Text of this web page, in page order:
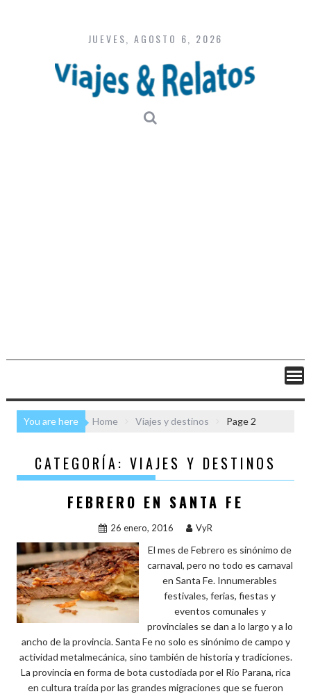
content
JUEVES, AGOSTO 6, 2026
You are here Home Viajes y destinos Page 2
CATEGORÍA: VIAJES Y DESTINOS
FEBRERO EN SANTA FE
26 enero, 2016 VyR
El mes de Febrero es sinónimo de
carnaval, pero no todo es carnaval
en Santa Fe. Innumerables
festivales, ferias, fiestas y
eventos comunales y
provinciales se dan a lo largo y a lo
ancho de la provincia. Santa Fe no solo es sinónimo de campo y
actividad metalmecánica, sino también de historia y tradiciones.
La provincia en forma de bota custodiada por el Rio Parana, rica
en cultura traída por las grandes migraciones que se fueron